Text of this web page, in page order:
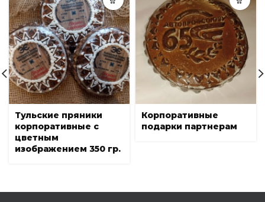
Тульские пряники
корпоративные с
цветным
изображением 350 гр.
Корпоративные
подарки партнерам